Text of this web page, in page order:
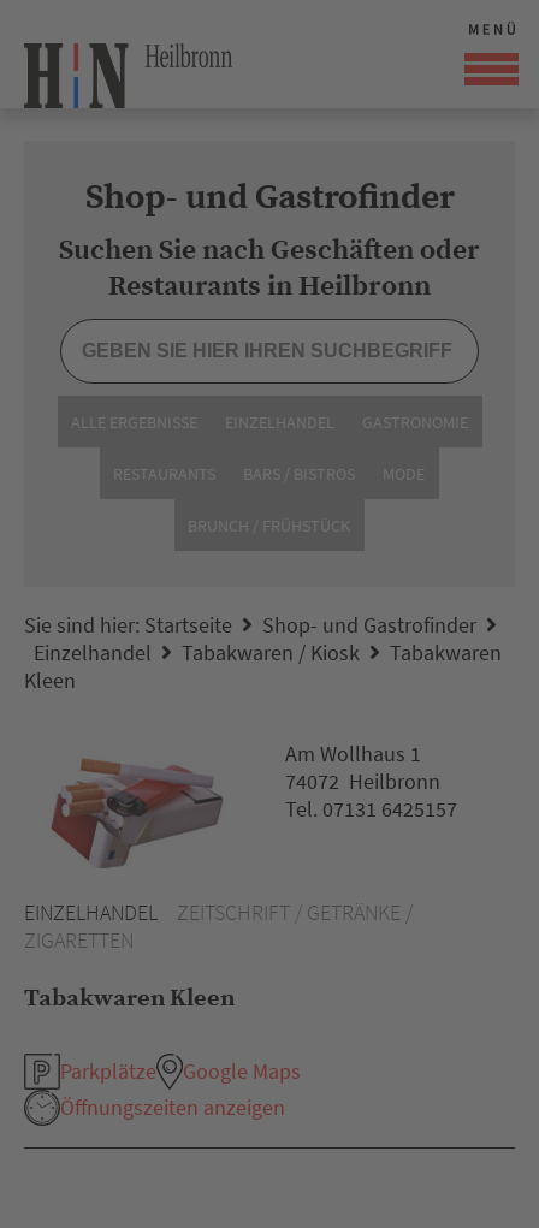
Shop- und Gastrofinder
Suchen Sie nach Geschäften oder
Restaurants in Heilbronn
ALLE ERGEBNISSE EINZELHANDEL GASTRONOMIE
RESTAURANTS BARS / BISTROS MODE
BRUNCH / FRÜHSTÜCK
Sie sind hier: Startseite
Shop- und Gastrofinder
Einzelhandel
Tabakwaren / Kiosk
Tabakwaren
Kleen
EINZELHANDEL
ZEITSCHRIFT / GETRÄNKE /
ZIGARETTEN
Tabakwaren Kleen
Parkplätze
Google Maps
Öffnungszeiten anzeigen
Am Wollhaus 1
74072 Heilbronn
Tel. 07131 6425157